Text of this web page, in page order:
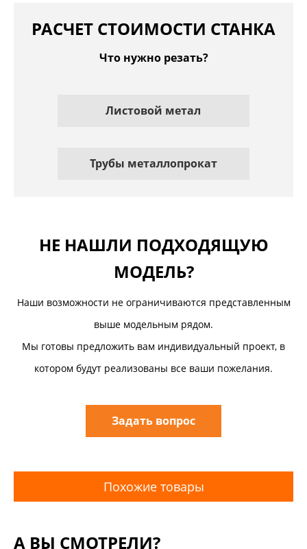
РАСЧЕТ СТОИМОСТИ СТАНКА
Что нужно резать?
Листовой метал
Трубы металлопрокат
НЕ НАШЛИ ПОДХОДЯЩУЮ
МОДЕЛЬ?
Наши возможности не ограничиваются представленным
выше модельным рядом.
Мы готовы предложить вам индивидуальный проект, в
котором будут реализованы все ваши пожелания.
Задать вопрос
Похожие товары
А ВЫ СМОТРЕЛИ?